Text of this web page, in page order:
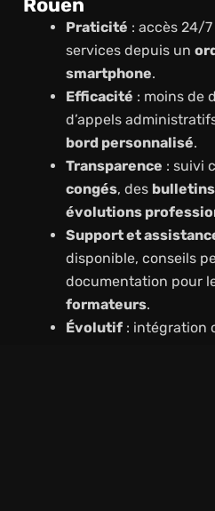
Rouen
Praticité : accès 24/
services depuis un
smartphone.
Efficacité : moins de
d’appels
bord personnalisé.
Transparence : suivi
congés, des
évolutions
Support et
disponible, conseils
documentation pour
formateurs.
Évolutif: intégration